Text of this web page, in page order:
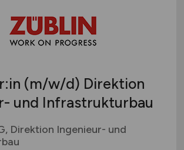
(m/w/d) Direktion
und Infrastrukturbau
Direktion Ingenieur- und